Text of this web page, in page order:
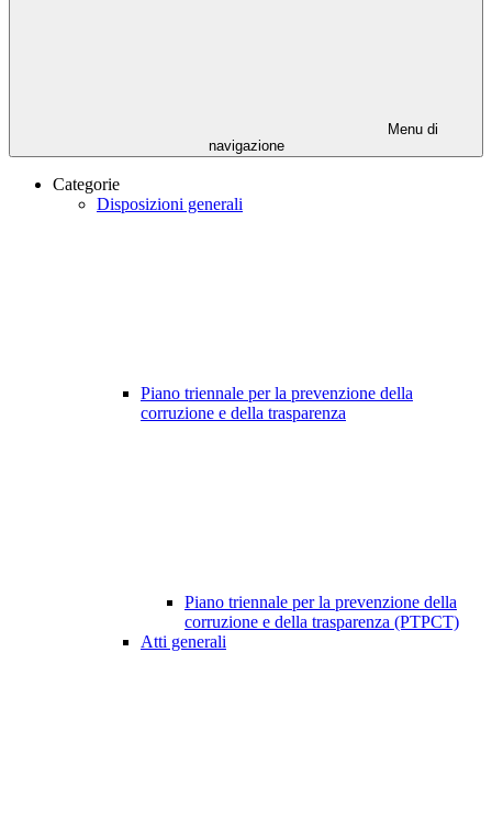
Menu di
navigazione
Categorie
Disposizioni generali
Piano triennale per la prevenzione della
corruzione e della trasparenza
Piano triennale per la prevenzione della
corruzione e della trasparenza (PTPCT)
Atti generali